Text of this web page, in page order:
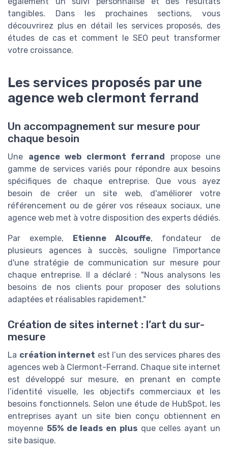
tangibles. Dans les prochaines sections, vous
découvrirez plus en détail les services proposés, des
études de cas et comment le SEO peut transformer
votre croissance.
Les services proposés par une
agence web clermont ferrand
Un accompagnement sur mesure pour
chaque besoin
Une agence web clermont ferrand
propose une
gamme de services variés pour répondre aux besoins
spécifiques de chaque entreprise. Que vous ayez
besoin de créer un site web, d'améliorer votre
référencement ou de gérer vos réseaux sociaux, une
agence web met à votre disposition des experts dédiés.
Par exemple, Etienne Alcouffe, fondateur de
plusieurs agences à succès, souligne l'importance
d'une stratégie de communication sur mesure pour
chaque entreprise. Il a déclaré : "Nous analysons les
besoins de nos clients pour proposer des solutions
adaptées et réalisables rapidement."
Création de sites internet : l’art du sur-
mesure
La création internet est l’un des services phares des
agences web à Clermont-Ferrand. Chaque site internet
est développé sur mesure, en prenant en compte
l’identité visuelle, les objectifs commerciaux et les
besoins fonctionnels. Selon une étude de HubSpot, les
entreprises ayant un site bien conçu obtiennent en
moyenne 55% de leads en plusque celles ayant un
site basique.